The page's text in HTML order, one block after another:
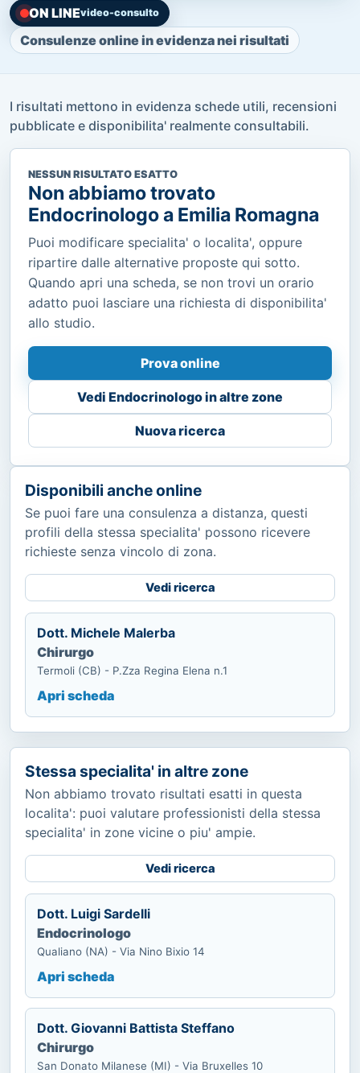
ON LINEvideo-consulto
Consulenze online in evidenza nei risultati
I risultati mettono in evidenza schede utili, recensioni
pubblicate e disponibilita' realmente consultabili.
NESSUN RISULTATO ESATTO
Non abbiamo trovato
Endocrinologo a Emilia Romagna
Puoi modificare specialita' o localita', oppure
ripartire dalle alternative proposte qui sotto.
Quando apri una scheda, se non trovi un orario
adatto puoi lasciare una richiesta di disponibilita'
allo studio.
Prova online
Vedi Endocrinologo in altre zone
Nuova ricerca
Disponibili anche online
Se puoi fare una consulenza a distanza, questi
profili della stessa specialita' possono ricevere
richieste senza vincolo di zona.
Vedi ricerca
Dott. Michele Malerba
Chirurgo
Termoli (CB) - P.Zza Regina Elena n.1
Apri scheda
Stessa specialita' in altre zone
Non abbiamo trovato risultati esatti in questa
localita': puoi valutare professionisti della stessa
specialita' in zone vicine o piu' ampie.
Vedi ricerca
Dott. Luigi Sardelli
Endocrinologo
Qualiano (NA) - Via Nino Bixio 14
Apri scheda
Dott. Giovanni Battista Steffano
Chirurgo
San Donato Milanese (MI) - Via Bruxelles 10